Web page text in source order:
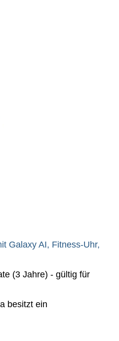
Galaxy AI, Fitness-Uhr,
(3 Jahre) - gültig für
besitzt ein